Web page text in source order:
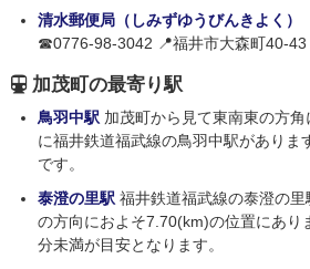
清水郵便局（しみずゆうびんきよく）
☎0776-98-3042 📍福井市大森町40-43
加茂町の最寄り駅
鳥羽中駅 加茂町から見て東南東の方
に福井鉄道福武線の鳥羽中駅がありま
です。
泰澄の里駅 福井鉄道福武線の泰澄の
の方向におよそ7.70(km)の位置にあり
分未満が目安となります。